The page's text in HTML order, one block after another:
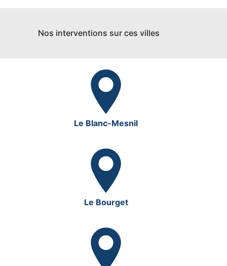
Nos interventions sur ces villes
Le Blanc-Mesnil
Le Bourget